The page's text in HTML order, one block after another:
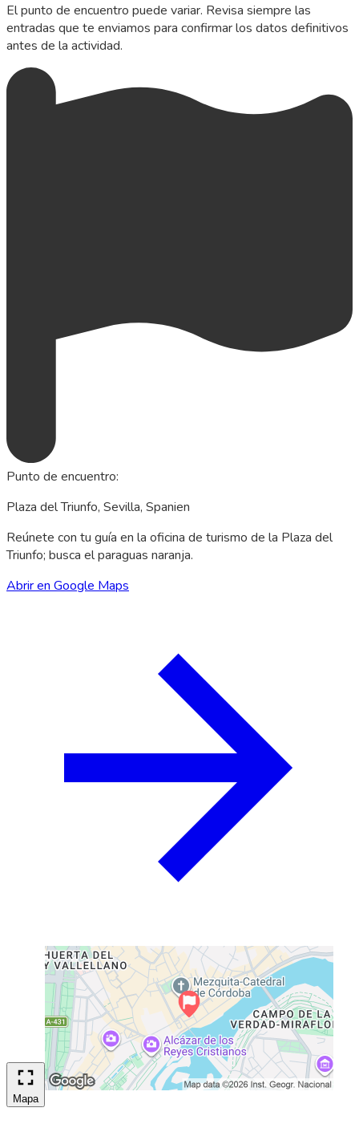
El punto de encuentro puede variar. Revisa siempre las
entradas que te enviamos para confirmar los datos definitivos
antes de la actividad.
Punto de encuentro:
Plaza del Triunfo, Sevilla, Spanien
Reúnete con tu guía en la oficina de turismo de la Plaza del
Triunfo; busca el paraguas naranja.
Abrir en Google Maps
Mapa